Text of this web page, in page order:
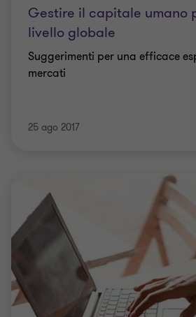
Gestire il capitale umano
livello globale
Suggerimenti per una efficace
mercati
25 ago 2017